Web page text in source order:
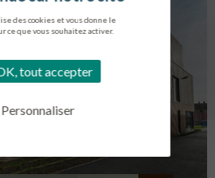
des cookies et vous donne le
ce que vous souhaitez activer.
tout accepter
Personnaliser